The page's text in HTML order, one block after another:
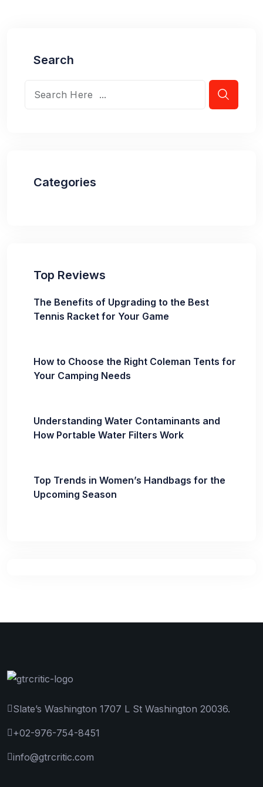
Search
Categories
Top Reviews
The Benefits of Upgrading to the Best
Tennis Racket for Your Game
How to Choose the Right Coleman Tents for
Your Camping Needs
Understanding Water Contaminants and
How Portable Water Filters Work
Top Trends in Women’s Handbags for the
Upcoming Season
Slate’s Washington 1707 L St Washington 20036.
+02-976-754-8451
info@gtrcritic.com